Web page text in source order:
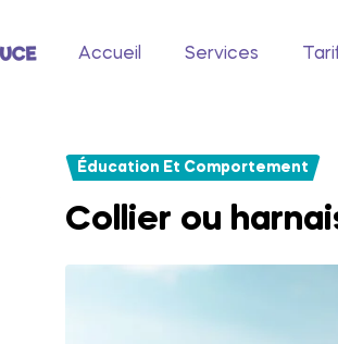
Accueil Services
Éducation Et Comportement
Collier ou